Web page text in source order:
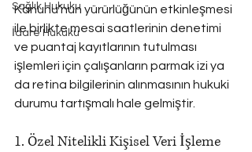
Sağlık Hukuku
İdare Hukuku
Kanunu’nun yürürlüğünün etkinleşmesi
ile birlikte mesai saatlerinin denetimi
ve puantaj kayıtlarının tutulması
işlemleri için çalışanların parmak izi ya
da retina bilgilerinin alınmasının hukuki
durumu tartışmalı hale gelmiştir.
1. Özel Nitelikli Kişisel Veri İşleme